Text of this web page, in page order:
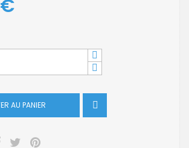
AU PANIER 